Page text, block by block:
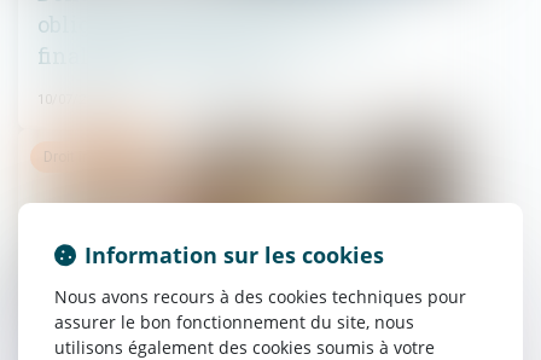
obligation administrative qui a
finalement été reportée?
10/07/2025
Droit immobilier
Information sur les cookies
Nous avons recours à des cookies techniques pour
assurer le bon fonctionnement du site, nous
utilisons également des cookies soumis à votre